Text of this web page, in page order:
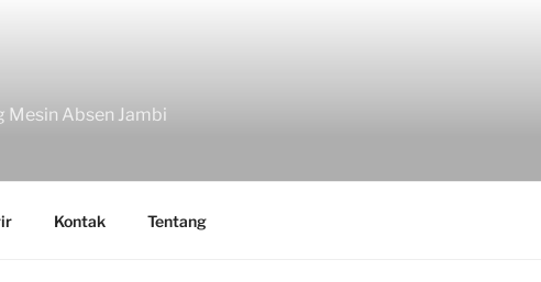
Mesin Absen Jambi
Kontak Tentang